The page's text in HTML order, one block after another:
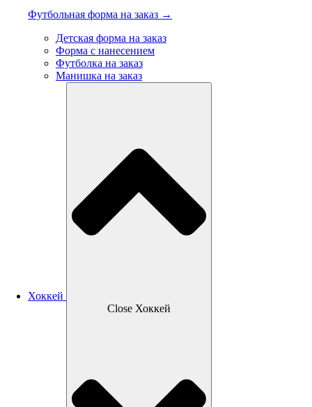
Футбольная форма на заказ →
Детская форма на заказ
Форма с нанесением
Футболка на заказ
Манишка на заказ
Хоккей
Close Хоккей